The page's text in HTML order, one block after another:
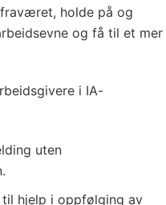
holde på og
og få til et mer
i IA-
uten
hjelp i oppfølging av